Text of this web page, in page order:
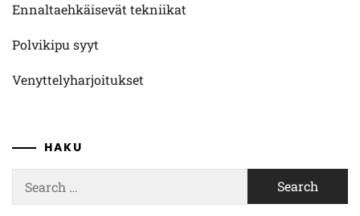
Ennaltaehkäisevät tekniikat
Polvikipu syyt
Venyttelyharjoitukset
HAKU
for: